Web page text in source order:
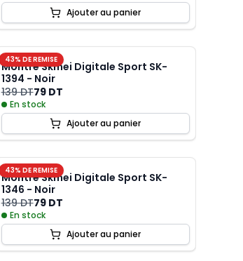
Ajouter au panier
43% DE REMISE
Montre Skmei Digitale Sport SK-
1394 - Noir
139 DT79 DT
En stock
Ajouter au panier
43% DE REMISE
Montre Skmei Digitale Sport SK-
1346 - Noir
139 DT79 DT
En stock
Ajouter au panier